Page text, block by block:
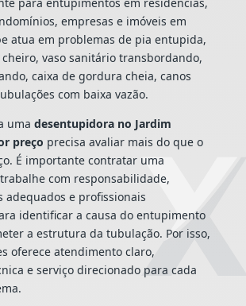
empresas e imóveis em
atua em problemas de pia entupida,
vaso sanitário transbordando,
caixa de gordura cheia, canos
com baixa vazão.
uma desentupidora no Jardim
preço precisa avaliar mais do que o
É importante contratar uma
com responsabilidade,
adequados e profissionais
identificar a causa do entupimento
a estrutura da tubulação. Por isso,
oferece atendimento claro,
e serviço direcionado para cada